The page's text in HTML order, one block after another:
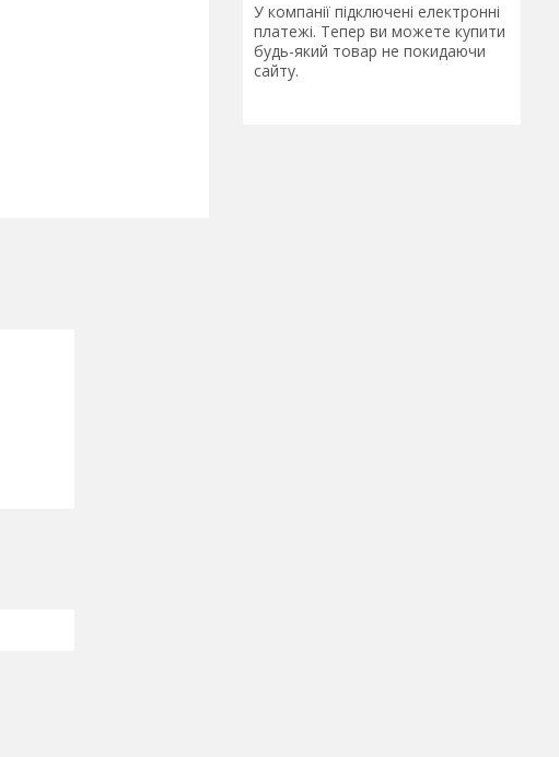
У компанії підключені електронні
платежі. Тепер ви можете купити
будь-який товар не покидаючи
сайту.